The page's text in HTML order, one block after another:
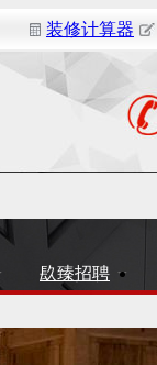
装修计算器
镹臻招聘